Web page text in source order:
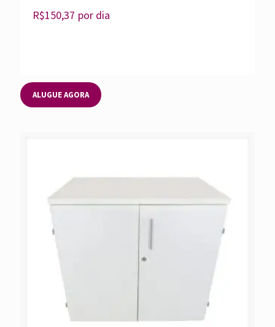
R$150,37 por dia
ALUGUE AGORA